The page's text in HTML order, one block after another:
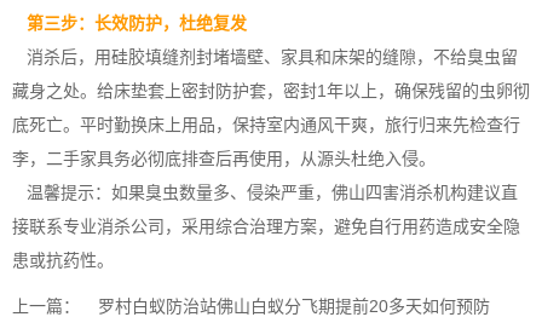
第三步：长效防护，杜绝复发
消杀后，用硅胶填缝剂封堵墙壁、家具和床架的缝隙，不给臭虫留
藏身之处。给床垫套上密封防护套，密封1年以上，确保残留的虫卵彻
底死亡。平时勤换床上用品，保持室内通风干爽，旅行归来先检查行
李，二手家具务必彻底排查后再使用，从源头杜绝入侵。
温馨提示：如果臭虫数量多、侵染严重，佛山四害消杀机构建议直
接联系专业消杀公司，采用综合治理方案，避免自行用药造成安全隐
患或抗药性。
上一篇：
罗村白蚁防治站佛山白蚁分飞期提前20多天如何预防